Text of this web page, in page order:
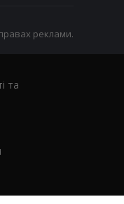
реклами.
та